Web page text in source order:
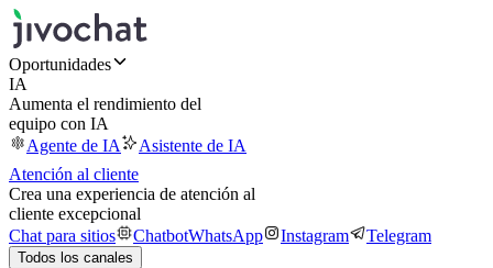
Oportunidades
IA
Aumenta el rendimiento del
equipo con IA
Agente de IA
Asistente de IA
Atención al cliente
Crea una experiencia de atención al
cliente excepcional
Chat para sitios
ChatbotWhatsApp Instagram Telegram
Todos los canales